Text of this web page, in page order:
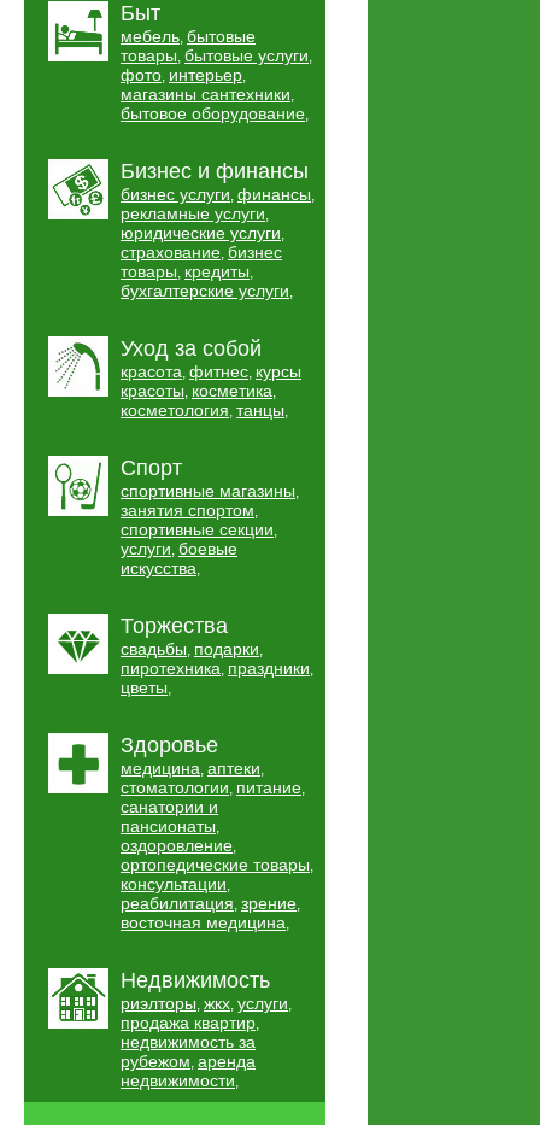
Быт
мебель, бытовые
товары, бытовые услуги,
фото, интерьер,
магазины сантехники,
бытовое оборудование,
Бизнес и финансы
бизнес услуги, финансы,
рекламные услуги,
юридические услуги,
страхование, бизнес
товары, кредиты,
бухгалтерские услуги,
Уход за собой
красота, фитнес, курсы
красоты, косметика,
косметология, танцы,
Спорт
спортивные магазины,
занятия спортом,
спортивные секции,
услуги, боевые
искусства,
Торжества
свадьбы, подарки,
пиротехника, праздники,
цветы,
Здоровье
медицина, аптеки,
стоматологии, питание,
санатории и
пансионаты,
оздоровление,
ортопедические товары,
консультации,
реабилитация, зрение,
восточная медицина,
Недвижимость
риэлторы, жкх, услуги,
продажа квартир,
недвижимость за
рубежом, аренда
недвижимости,